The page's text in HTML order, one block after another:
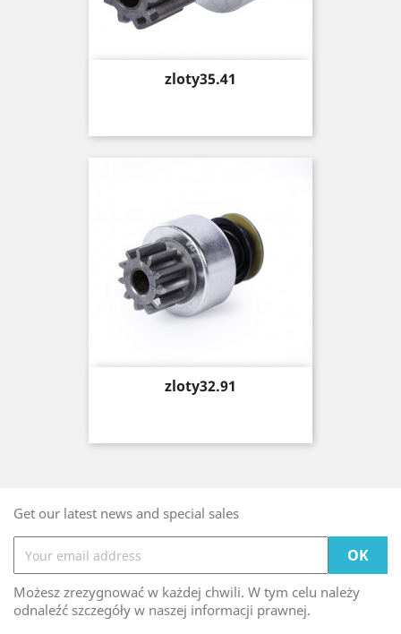
Price
zloty35.41
Price
zloty32.91
Get our latest news and special sales
Możesz zrezygnować w każdej chwili. W tym celu należy
odnaleźć szczegóły w naszej informacji prawnej.